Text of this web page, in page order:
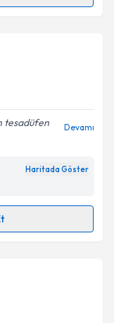
takvimi talebi
almanız için bir
Aydınlatma
belirtilen
tesadüfen
Devamı
Haritada Göster
talebi
almanız için bir